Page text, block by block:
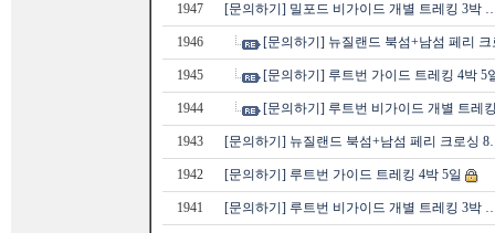
1947 [문의하기] 밀포드 비가이드 개별 트레킹 3박
1946 [문의하기] 뉴질랜드 북섬+남섬 페리
1945 [문의하기] 루트번 가이드 트레킹 4박 5
1944 [문의하기] 루트번 비가이드 개별 트레
1943 [문의하기] 뉴질랜드 북섬+남섬 페리 크로싱
1942 [문의하기] 루트번 가이드 트레킹 4박 5일
1941 [문의하기] 루트번 비가이드 개별 트레킹 3박